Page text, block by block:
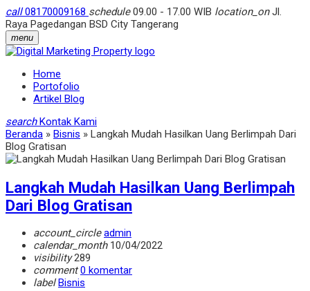
call08170009168 schedule09.00 - 17.00 WIB location_onJl.
Raya Pagedangan BSD City Tangerang
menu
Home
Portofolio
Artikel Blog
search Kontak Kami
Beranda » Bisnis » Langkah Mudah Hasilkan Uang Berlimpah Dari
Blog Gratisan
Langkah Mudah Hasilkan Uang Berlimpah
Dari Blog Gratisan
account_circle admin
calendar_month10/04/2022
visibility289
comment 0 komentar
label Bisnis